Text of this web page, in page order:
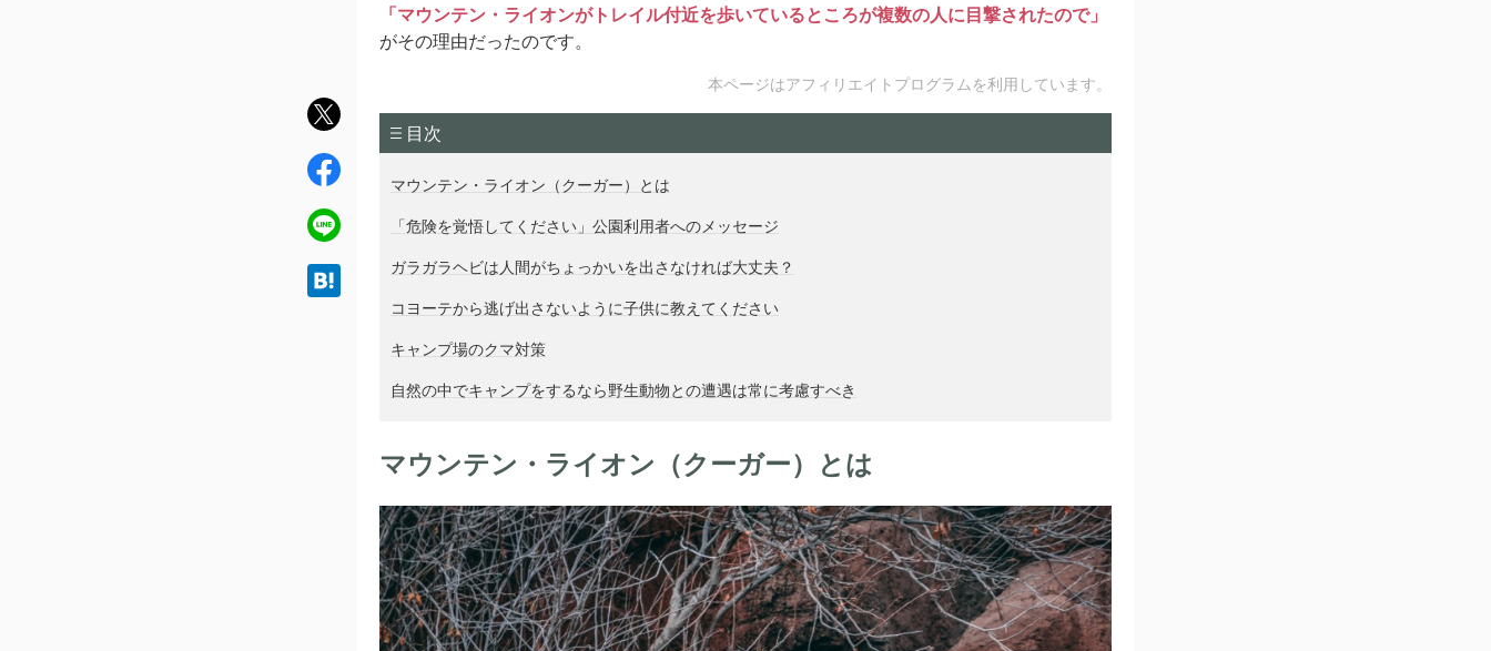
「マウンテン・ライオンがトレイル付近を歩いているところが複数の人に目撃されたので」
がその理由だったのです。
本ページはアフィリエイトプログラムを利用しています。
目次
マウンテン・ライオン（クーガー）とは
「危険を覚悟してください」公園利用者へのメッセージ
ガラガラヘビは人間がちょっかいを出さなければ大丈夫？
コヨーテから逃げ出さないように子供に教えてください
キャンプ場のクマ対策
自然の中でキャンプをするなら野生動物との遭遇は常に考慮すべき
マウンテン・ライオン（クーガー）とは
twit
ter
fac
ebo
ok
line
hat
ena